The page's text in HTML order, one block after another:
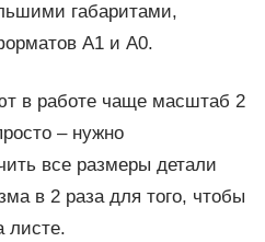
габаритами,
А1 и А0.
в работе чаще масштаб 2
– нужно
все размеры детали
в 2 раза для того, чтобы
листе.